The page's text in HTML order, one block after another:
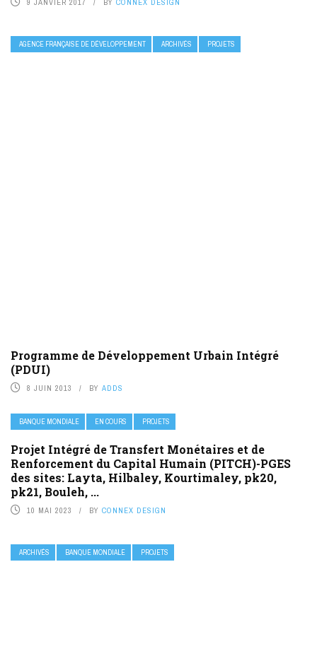
9 JANVIER 2017 BY CONNEX DESIGN
AGENCE FRANÇAISE DE DÉVELOPPEMENT ARCHIVÉS PROJETS
Programme de Développement Urbain Intégré
(PDUI)
8 JUIN 2013 BY ADDS
BANQUE MONDIALE EN COURS PROJETS
Projet Intégré de Transfert Monétaires et de
Renforcement du Capital Humain (PITCH)-PGES
des sites: Layta, Hilbaley, Kourtimaley, pk20,
pk21, Bouleh, ...
10 MAI 2023 BY CONNEX DESIGN
ARCHIVÉS BANQUE MONDIALE PROJETS